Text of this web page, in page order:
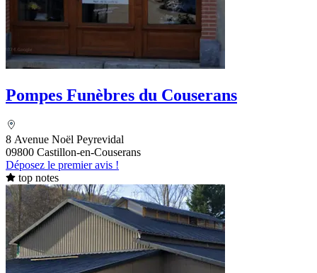
Pompes Funèbres du Couserans
8 Avenue Noël Peyrevidal
09800 Castillon-en-Couserans
Déposez le premier avis !
top notes